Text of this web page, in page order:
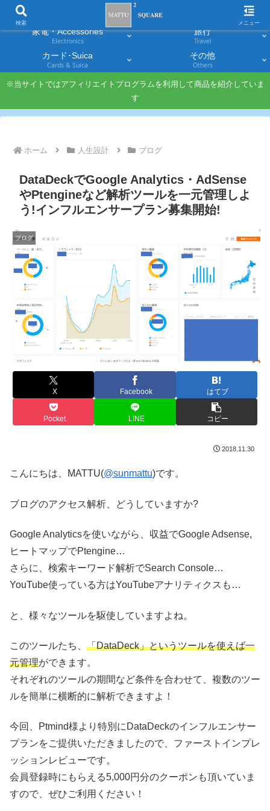
家電・Accessories
Electronics
旅行
Travel
カード･Suica
Cards & Suica
その他
Others
※当サイトではアフィリエイトプログラムを利用して商品を紹介していま
す
ホーム 人生設計 ブログ
DataDeckでGoogle Analytics・AdSense
やPtengineなど解析ツールを一元管理しよ
う!インフルエンサープラン募集開始!
ブログ
X Facebook はてブ
Pocket LINE コピー
2018.11.30
こんにちは、MATTU(@sunmattu)です。
ブログのアクセス解析、どうしていますか?
Google Analyticsを使いながら、収益でGoogle Adsense,
ヒートマップでPtengine…
さらに、検索キーワード解析でSearch Console…
YouTube使っている方はYouTubeアナリティクスも…
と、様々なツールを駆使していますよね。
このツールたち、 「DataDeck」というツールを使えば一
元管理ができます。
それぞれのツールの期間など条件を合わせて、複数のツー
ルを簡単に横断的に解析できますよ！
今回、Ptmind様より特別にDataDeckのインフルエンサー
プランをご提供いただきましたので、ファーストインプレ
ッションレビューです。
会員登録時にもらえる5,000円分のクーポンも頂いていま
すので、ぜひご利用ください！
検索 メニュー